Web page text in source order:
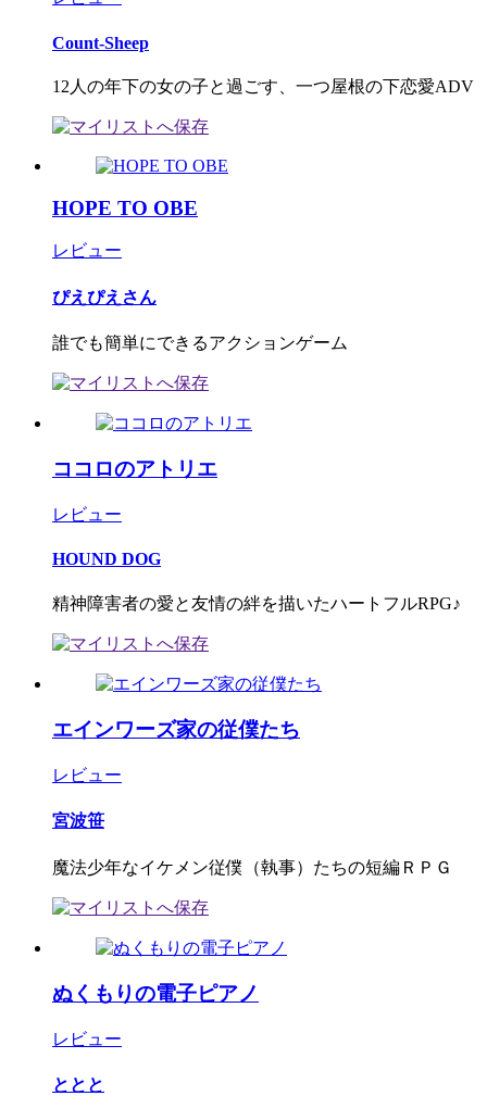
Count-Sheep
12人の年下の女の子と過ごす、一つ屋根の下恋愛ADV
HOPE TO OBE
レビュー
ぴえぴえさん
誰でも簡単にできるアクションゲーム
ココロのアトリエ
レビュー
HOUND DOG
精神障害者の愛と友情の絆を描いたハートフルRPG♪
エインワーズ家の従僕たち
レビュー
宮波笹
魔法少年なイケメン従僕（執事）たちの短編ＲＰＧ
ぬくもりの電子ピアノ
レビュー
ととと